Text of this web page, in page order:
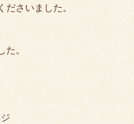
さいました。
。